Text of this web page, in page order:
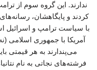
ندارند. این گروه سوم از
کردند و پایگاهشان،
با سیاست ترامپ و اسرائیل
آمریکا با جمهوری اسلامی
می‌پندارند به هر قیمتی
فرشته‌های نجاتی به نام